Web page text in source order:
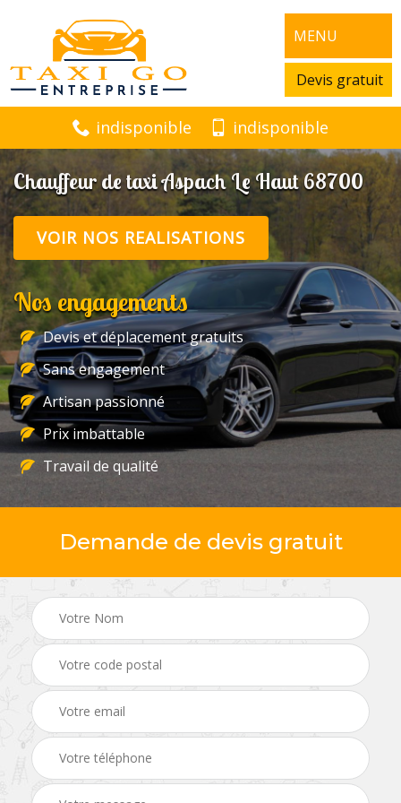
MENU
Devis gratuit
indisponible indisponible
Chauffeur de taxi Aspach Le Haut 68700
VOIR NOS REALISATIONS
Nos engagements
Devis et déplacement gratuits
Sans engagement
Artisan passionné
Prix imbattable
Travail de qualité
Demande de devis gratuit